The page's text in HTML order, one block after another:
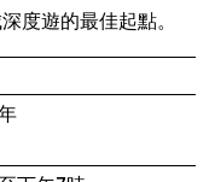
度遊的最佳起點。